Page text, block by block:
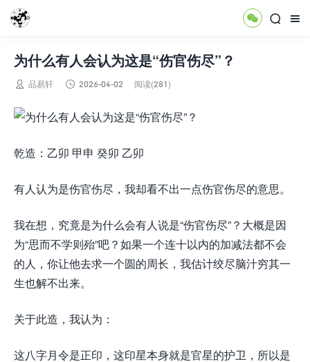



为什么有人会认为这是“伤官伤尽”？
 品易轩  2026-04-02 阅读(281)
乾造：乙卯 甲申 癸卯 乙卯
有人认为是伤官伤尽，我却看不出一点伤官伤尽的意思。
我在想，究竟是为什么会有人说是“伤官伤尽”？大概是因
为“思而不学则殆”吧？如果一个连十以内的加减法都不会
的人，你让他去求一个圆的周长，我估计绞尽脑汁穷其一
生也解不出来。
关于此造，我认为：
这八字月令是正印，这印星本身就是官星的护卫，所以是